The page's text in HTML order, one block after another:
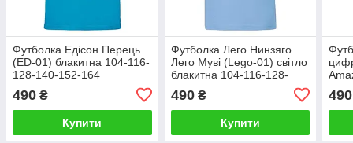
Футболка Едісон Перець
(ED-01) блакитна 104-116-
128-140-152-164
490 ₴
Купити
Футболка Лего Нинзяго
Лего Муві (Lego-01) світло
блакитна 104-116-128-
490₴
Купити
140-
490